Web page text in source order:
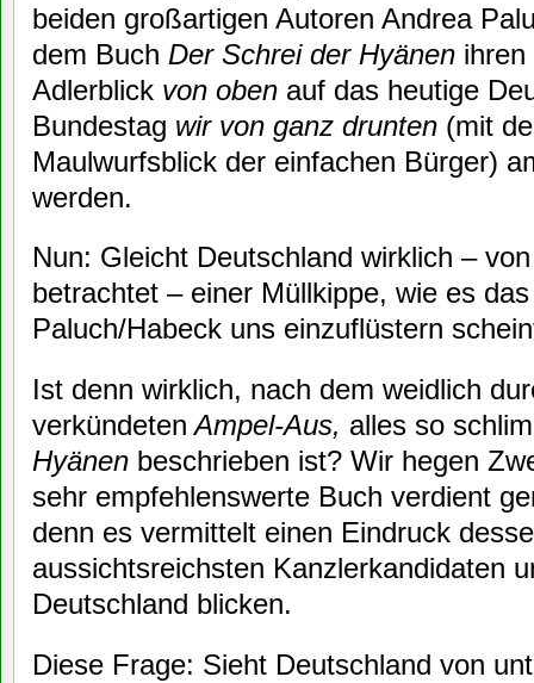
beiden großartigen Autoren Andrea
dem Buch Der Schrei der Hyänen ihren
Adlerblick von oben auf das heutige
Bundestag wir von ganz drunten (mit
Maulwurfsblick der einfachen Bürger)
werden.
Nun: Gleicht Deutschland wirklich –
betrachtet – einer Müllkippe, wie es
Paluch/Habeck uns einzuflüstern
Ist denn wirklich, nach dem weidlich
verkündeten Ampel-Aus, alles so
Hyänen beschrieben ist? Wir hegen
sehr empfehlenswerte Buch verdient
denn es vermittelt einen Eindruck
aussichtsreichsten Kanzlerkandidaten
Deutschland blicken.
Diese Frage: Sieht Deutschland von